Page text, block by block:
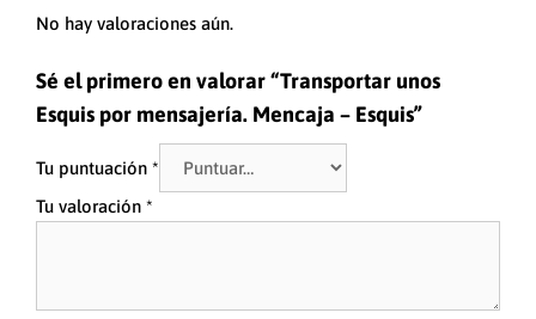
No hay valoraciones aún.
Sé el primero en valorar “Transportar unos
Esquis por mensajería. Mencaja – Esquis”
Tu puntuación *
Tu valoración *